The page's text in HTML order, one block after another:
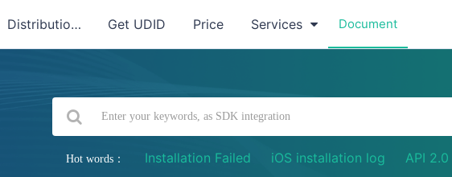
Distribution Get UDID Price Services Document
Hot words： Installation Failed iOS installation log API 2.0